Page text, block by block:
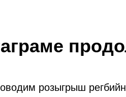
розыгрыш